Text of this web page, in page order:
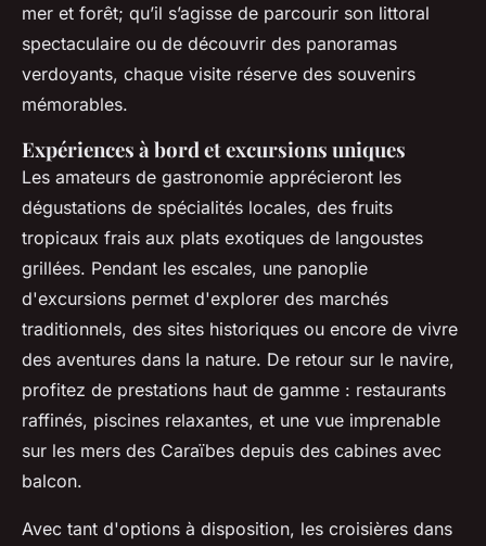
mer et forêt; qu’il s’agisse de parcourir son littoral
spectaculaire ou de découvrir des panoramas
verdoyants, chaque visite réserve des souvenirs
mémorables.
Expériences à bord et excursions uniques
Les amateurs de gastronomie apprécieront les
dégustations de spécialités locales, des fruits
tropicaux frais aux plats exotiques de langoustes
grillées. Pendant les escales, une panoplie
d'excursions permet d'explorer des marchés
traditionnels, des sites historiques ou encore de vivre
des aventures dans la nature. De retour sur le navire,
profitez de prestations haut de gamme : restaurants
raffinés, piscines relaxantes, et une vue imprenable
sur les mers des Caraïbes depuis des cabines avec
balcon.
Avec tant d'options à disposition, les croisières dans